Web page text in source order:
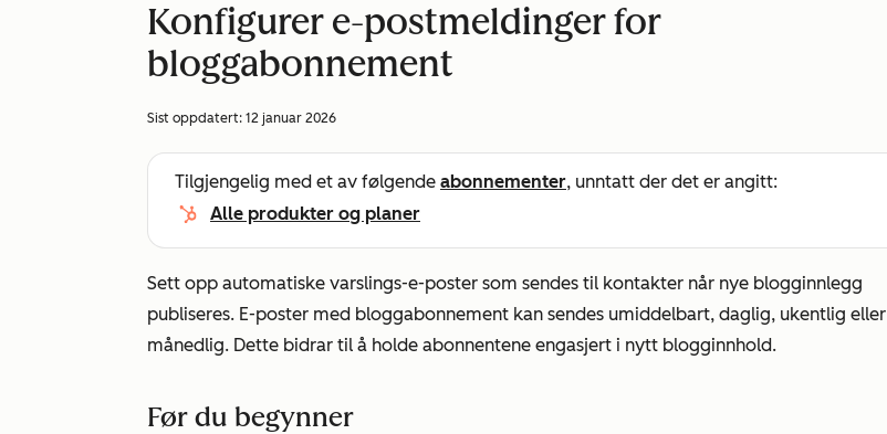
Konfigurer e-postmeldinger for
bloggabonnement
Sist oppdatert: 12 januar 2026
Tilgjengelig med et av følgende abonnementer, unntatt der det er angitt:
Alle produkter og planer
Sett opp automatiske varslings-e-poster som sendes til kontakter når nye blogginnlegg
publiseres. E-poster med bloggabonnement kan sendes umiddelbart, daglig, ukentlig eller
månedlig. Dette bidrar til å holde abonnentene engasjert i nytt blogginnhold.
Før du begynner